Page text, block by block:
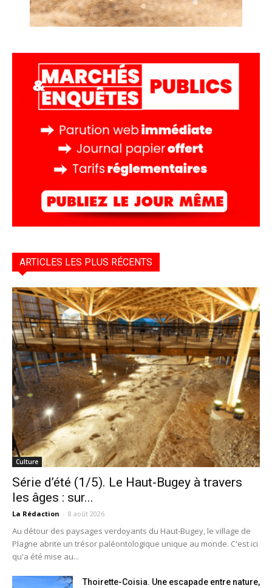
ARTICLES LES PLUS RÉCENTS
Culture
Série d’été (1/5). Le Haut-Bugey à travers
les âges : sur...
La Rédaction - 8 août 2026
Au détour des paysages verdoyants du Haut-Bugey, le village de
Plagne abrite un trésor paléontologique unique au monde. C'est ici
qu'a été mise au...
Thoirette-Coisia. Une escapade entre nature,